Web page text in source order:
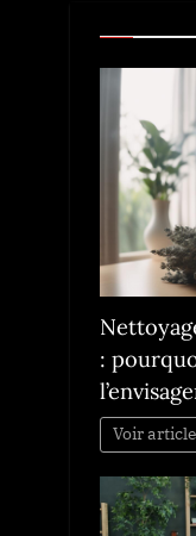
:
Voir article